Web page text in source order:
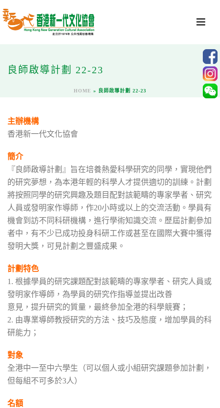
良師啟導計劃 22-23
HOME » 良師啟導計劃 22-23
主辦機構
香港新一代文化協會
簡介
『良師啟導計劃』旨在培養熱愛科學研究的同學，實現他們
的研究夢想，為本港年輕的科學人才提供適切的訓練。計劃
將按照同學的研究興趣及題目配對該範疇的專家學者、研究
人員或發明家作導師，作20小時或以上的交流活動。學員有
機會到訪不同科研機構，進行學術知識交流。歷屆計劃參加
者中，有不少已成功投身科研工作或甚至在國際大賽中獲得
發明大獎，可見計劃之豐盛成果。
計劃特色
1. 根據學員的研究課題配對該範疇的專家學者、研究人員或
發明家作導師，為學員的研究作指導並提出改善
意見，提升研究的質量，最終參加全港的科學競賽；
2. 由專業導師教授研究的方法、技巧及態度，增加學員的科
研能力；
對象
全港中一至中六學生（可以個人或小組研究課題參加計劃，
但每組不可多於3人）
名額